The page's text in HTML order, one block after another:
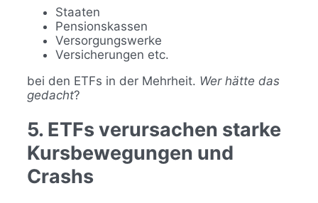
Staaten
Pensionskassen
Versorgungswerke
Versicherungen etc.
bei den ETFs in der Mehrheit. Wer hätte das
gedacht?
5. ETFs verursachen starke
Kursbewegungen und
Crashs